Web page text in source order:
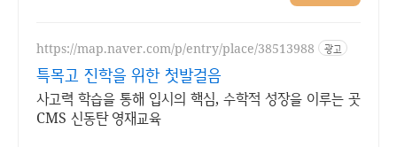
https://map.naver.com/p/entry/place/38513988 광고
특목고 진학을 위한 첫발걸음
사고력 학습을 통해 입시의 핵심, 수학적 성장을 이루는 곳
CMS 신동탄 영재교육